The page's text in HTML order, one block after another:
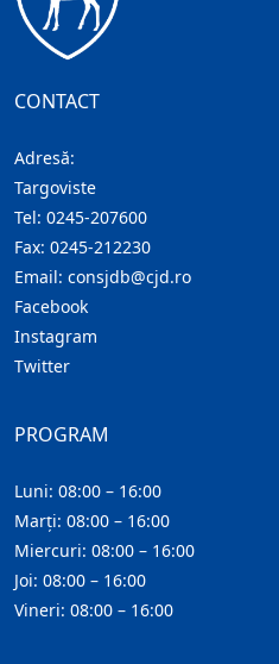
CONTACT
Adresă:
Targoviste
Tel: 0245-207600
Fax: 0245-212230
Email: consjdb@cjd.ro
Facebook
Instagram
Twitter
PROGRAM
Luni: 08:00 – 16:00
Marți: 08:00 – 16:00
Miercuri: 08:00 – 16:00
Joi: 08:00 – 16:00
Vineri: 08:00 – 16:00